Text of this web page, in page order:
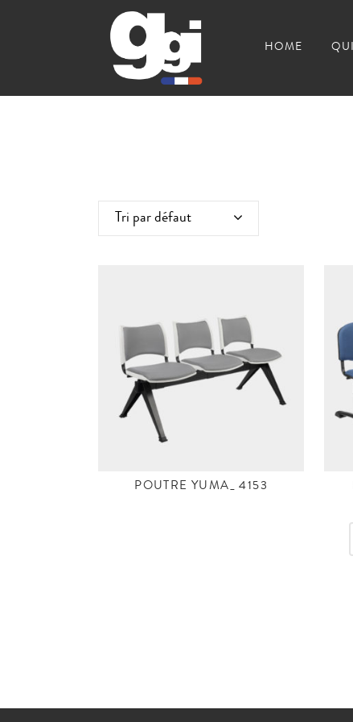
HOME
Tri par défaut
POUTRE YUMA_ 4153